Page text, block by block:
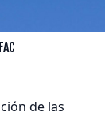
de las